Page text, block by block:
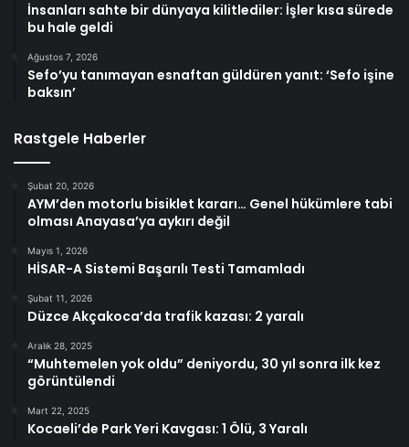
İnsanları sahte bir dünyaya kilitlediler: İşler kısa sürede
bu hale geldi
Ağustos 7, 2026
Sefo’yu tanımayan esnaftan güldüren yanıt: ‘Sefo işine
baksın’
Rastgele Haberler
Şubat 20, 2026
AYM’den motorlu bisiklet kararı… Genel hükümlere tabi
olması Anayasa’ya aykırı değil
Mayıs 1, 2026
HİSAR-A Sistemi Başarılı Testi Tamamladı
Şubat 11, 2026
Düzce Akçakoca’da trafik kazası: 2 yaralı
Aralık 28, 2025
“Muhtemelen yok oldu” deniyordu, 30 yıl sonra ilk kez
görüntülendi
Mart 22, 2025
Kocaeli’de Park Yeri Kavgası: 1 Ölü, 3 Yaralı